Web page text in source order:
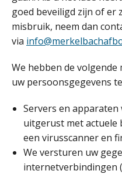
goed beveiligd zijn of er
misbruik, neem dan
via
We hebben de
uw persoonsgegevens
Servers en
uitgerust met actuele
een virusscanner en
We versturen uw
internetverbindingen